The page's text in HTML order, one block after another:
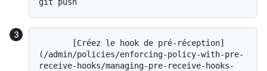
(/admin/policies/enforcing-policy-with-pre-
receive-hooks/managing-pre-receive-hooks-